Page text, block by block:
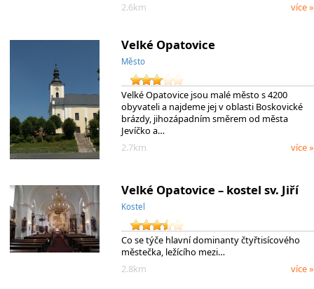
2.6km
více »
Velké Opatovice
Město
Velké Opatovice jsou malé město s 4200
obyvateli a najdeme jej v oblasti Boskovické
brázdy, jihozápadním směrem od města
Jevíčko a…
2.7km
více »
Velké Opatovice – kostel sv. Jiří
Kostel
Co se týče hlavní dominanty čtyřtisícového
městečka, ležícího mezi…
2.8km
více »